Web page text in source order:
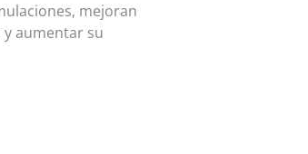
mejoran
aumentar su